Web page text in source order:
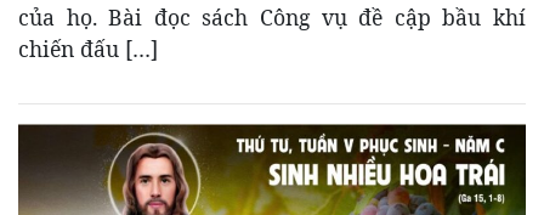
của họ. Bài đọc sách Công vụ đề cập bầu khí
chiến đấu […]